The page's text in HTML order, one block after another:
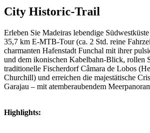
City Historic-Trail
Erleben Sie Madeiras lebendige
35,7 km E-MTB-Tour (ca. 2 Std. reine
charmanten Hafenstadt Funchal mit ihrer
und dem ikonischen Kabelbahn-Blick, rollen
traditionelle Fischerdorf Câmara de Lobos
Churchill) und erreichen die majestätische
Garajau – mit atemberaubendem
Highlights: